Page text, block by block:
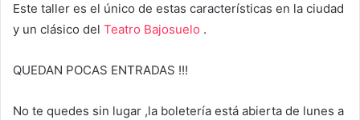
Este taller es el único de estas características en la ciudad
y un clásico del Teatro Bajosuelo .
QUEDAN POCAS ENTRADAS !!!
No te quedes sin lugar ,la boletería está abierta de lunes a